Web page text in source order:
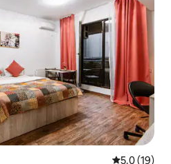
5 ರಲ್ಲಿ 5.0
5.0 (19)